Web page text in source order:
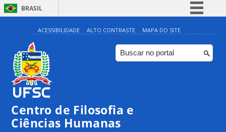
BRASIL
Simplifique!
Comunica BR
Participe
ACESSIBILIDADE ALTO CONTRASTE MAPA DO SITE
Centro de Filosofia e
Ciências Humanas